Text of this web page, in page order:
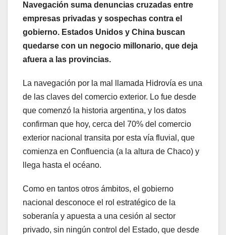
Navegación suma denuncias cruzadas entre
empresas privadas y sospechas contra el
gobierno. Estados Unidos y China buscan
quedarse con un negocio millonario, que deja
afuera a las provincias.
La navegación por la mal llamada Hidrovía es una
de las claves del comercio exterior. Lo fue desde
que comenzó la historia argentina, y los datos
confirman que hoy, cerca del 70% del comercio
exterior nacional transita por esta vía fluvial, que
comienza en Confluencia (a la altura de Chaco) y
llega hasta el océano.
Como en tantos otros ámbitos, el gobierno
nacional desconoce el rol estratégico de la
soberanía y apuesta a una cesión al sector
privado, sin ningún control del Estado, que desde